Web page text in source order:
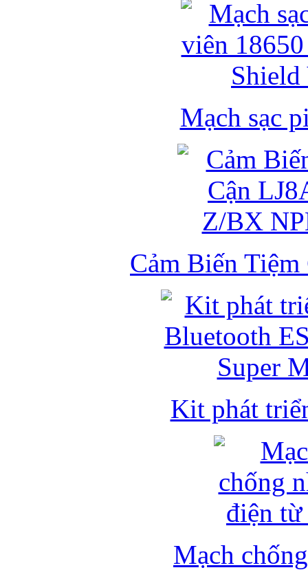
Mạch sạc
Cảm Biến
Kit phát
Mạch